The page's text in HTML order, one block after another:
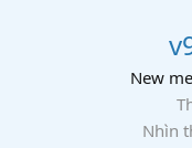
New
Nhìn